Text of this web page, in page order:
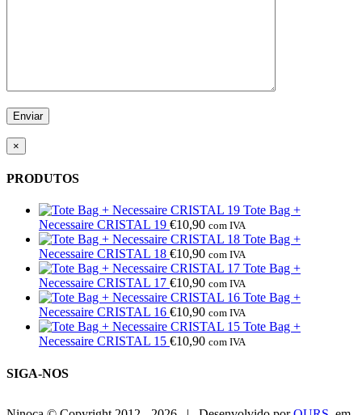
×
PRODUTOS
Tote Bag +
Necessaire CRISTAL 19 €10,90 com IVA
Tote Bag +
Necessaire CRISTAL 18 €10,90 com IVA
Tote Bag +
Necessaire CRISTAL 17 €10,90 com IVA
Tote Bag +
Necessaire CRISTAL 16 €10,90 com IVA
Tote Bag +
Necessaire CRISTAL 15 €10,90 com IVA
SIGA-NOS